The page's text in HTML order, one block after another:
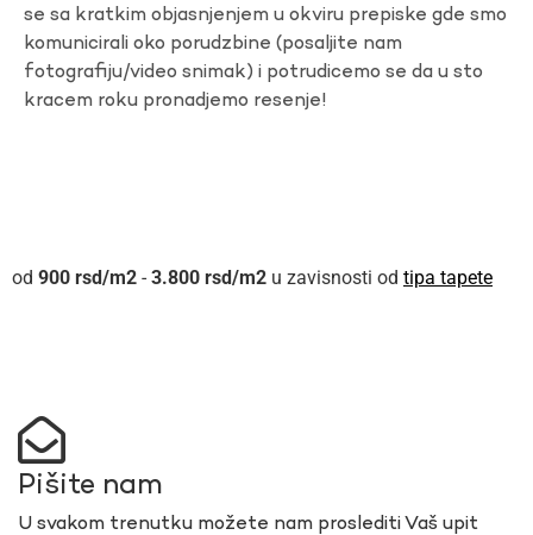
se sa kratkim objasnjenjem u okviru prepiske gde smo
komunicirali oko porudzbine (posaljite nam
fotografiju/video snimak) i potrudicemo se da u sto
kracem roku pronadjemo resenje!
900 rsd - 3.800 rsd u zavisnosti od tipa tapete
Pišite nam
U svakom trenutku možete nam proslediti Vaš upit